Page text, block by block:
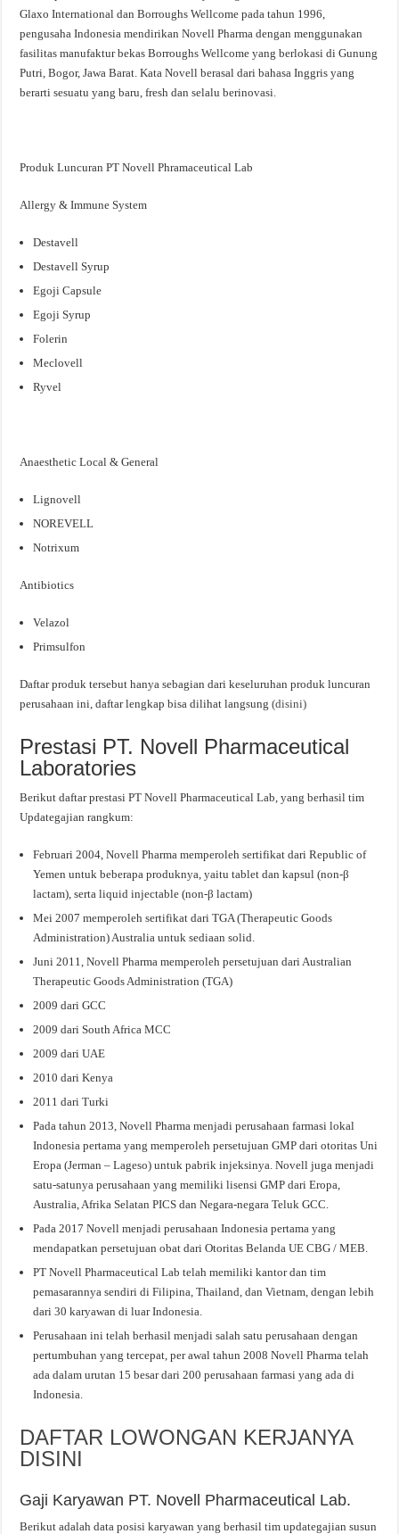
Glaxo International dan Borroughs Wellcome pada tahun 1996,
pengusaha Indonesia mendirikan Novell Pharma dengan menggunakan
fasilitas manufaktur bekas Borroughs Wellcome yang berlokasi di Gunung
Putri, Bogor, Jawa Barat. Kata Novell berasal dari bahasa Inggris yang
berarti sesuatu yang baru, fresh dan selalu berinovasi.
Produk Luncuran PT Novell Phramaceutical Lab
Allergy & Immune System
Destavell
Destavell Syrup
Egoji Capsule
Egoji Syrup
Folerin
Meclovell
Ryvel
Anaesthetic Local & General
Lignovell
NOREVELL
Notrixum
Antibiotics
Velazol
Primsulfon
Daftar produk tersebut hanya sebagian dari keseluruhan produk luncuran
perusahaan ini, daftar lengkap bisa dilihat langsung(disini)
Prestasi PT. Novell Pharmaceutical
Laboratories
Berikut daftar prestasi PT Novell Pharmaceutical Lab, yang berhasil tim
Updategajian rangkum:
Februari 2004, Novell Pharma memperoleh sertifikat dari Republic of
Yemen untuk beberapa produknya, yaitu tablet dan kapsul (non-β
lactam), serta liquid injectable (non-β lactam)
Mei 2007 memperoleh sertifikat dari TGA (Therapeutic Goods
Administration) Australia untuk sediaan solid.
Juni 2011, Novell Pharma memperoleh persetujuan dari Australian
Therapeutic Goods Administration (TGA)
2009 dari GCC
2009 dari South Africa MCC
2009 dari UAE
2010 dari Kenya
2011 dari Turki
Pada tahun 2013, Novell Pharma menjadi perusahaan farmasi lokal
Indonesia pertama yang memperoleh persetujuan GMP dari otoritas Uni
Eropa (Jerman – Lageso) untuk pabrik injeksinya. Novell juga menjadi
satu-satunya perusahaan yang memiliki lisensi GMP dari Eropa,
Australia, Afrika Selatan PICS dan Negara-negara Teluk GCC.
Pada 2017 Novell menjadi perusahaan Indonesia pertama yang
mendapatkan persetujuan obat dari Otoritas Belanda UE CBG / MEB.
PT Novell Pharmaceutical Lab telah memiliki kantor dan tim
pemasarannya sendiri di Filipina, Thailand, dan Vietnam, dengan lebih
dari 30 karyawan di luar Indonesia.
Perusahaan ini telah berhasil menjadi salah satu perusahaan dengan
pertumbuhan yang tercepat, per awal tahun 2008 Novell Pharma telah
ada dalam urutan 15 besar dari 200 perusahaan farmasi yang ada di
Indonesia.
DAFTAR LOWONGAN KERJANYA
DISINI
Gaji Karyawan PT. Novell Pharmaceutical Lab.
Berikut adalah data posisi karyawan yang berhasil tim updategajian susun